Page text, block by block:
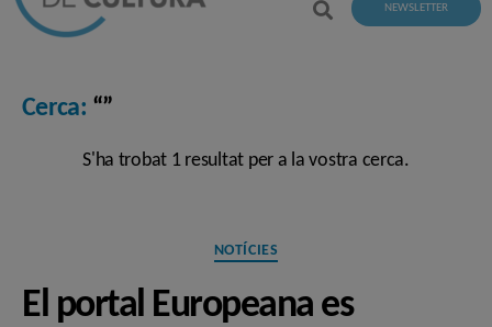
NEWSLETTER
Cerca: “”
S'ha trobat 1 resultat per a la vostra cerca.
Categories
NOTÍCIES
El portal Europeana es